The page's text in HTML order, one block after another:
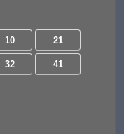
10 21
32 41